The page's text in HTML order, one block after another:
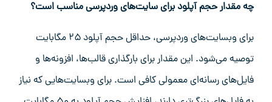
چه مقدار حجم آپلود برای سایت‌های وردپرسی مناسب است؟
برای وبسایت‌های وردپرسی، حداقل حجم آپلود ۲۵ مگابایت
توصیه می‌شود. این مقدار برای بارگذاری قالب‌ها، افزونه‌ها و
فایل‌های رسانه‌ای معمولی کافی است. برای وبسایت‌هایی که نیاز